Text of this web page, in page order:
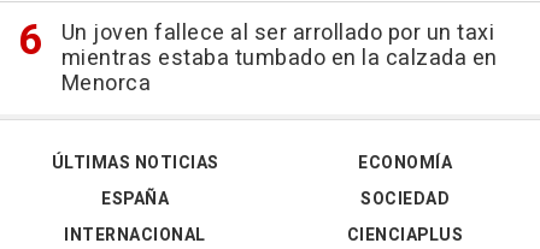
Un joven fallece al ser arrollado por un taxi
mientras estaba tumbado en la calzada en
Menorca
ÚLTIMAS NOTICIAS
ESPAÑA
INTERNACIONAL
ECONOMÍA
SOCIEDAD
CIENCIAPLUS